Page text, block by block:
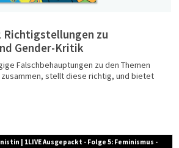
Richtigstellungen zu
Gender-Kritik
Falschbehauptungen zu den Themen
zusammen, stellt diese richtig, und bietet
| 1LIVE Ausgepackt - Folge 5: Feminismus -